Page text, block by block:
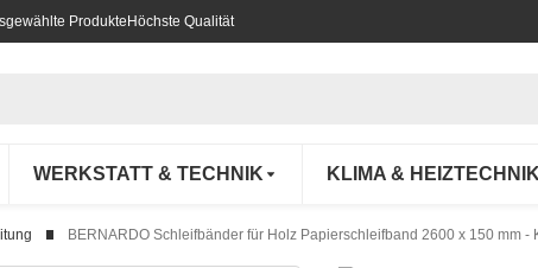
Produkte Höchste Qualität
WERKSTATT & TECHNIK KLIMA & HEIZTECHNIK
BERNARDO Schleifbänder für Holz Papierschleifband 2600 x 150 mm -